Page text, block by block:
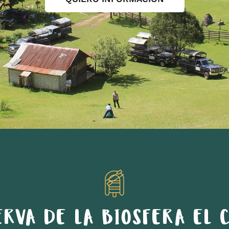
DE LA BIOSFERA EL